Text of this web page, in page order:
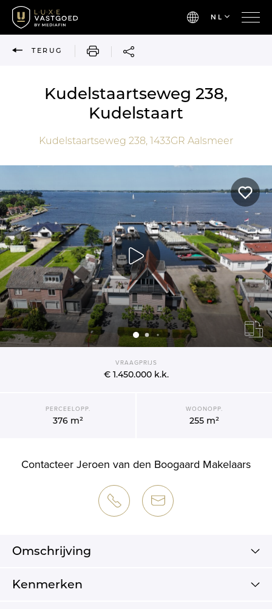
NL
TERUG AFDRUKKEN
Kudelstaartseweg 238,
Kudelstaart
Kudelstaartseweg 238, 1433GR Aalsmeer
VRAAGPRIJS
€ 1.450.000k.k.
PERCEELOPP.
376 m²
WOONOPP.
255 m²
Contacteer Jeroen van den Boogaard Makelaars
Omschrijving
Kenmerken